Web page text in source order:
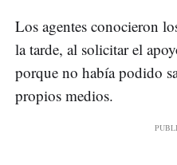
Los agentes conocieron
la tarde, al solicitar el
porque no había podido
propios medios.